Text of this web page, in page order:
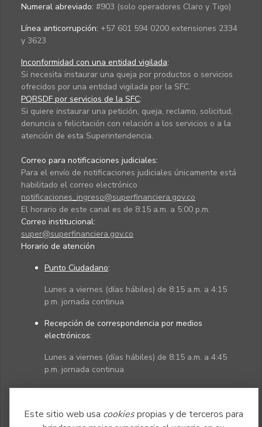
Este sitio web usa cookiespropias y de terceros para
Numeral abreviado: #903 (solo operadores Claro y Tigo)
Línea anticorrupción: +57 601 594 0200 extensiones 2334
y 3623
Inconformidad con una entidad vigilada:
Si necesita instaurar una queja por productos o servicios
ofrecidos por una entidad vigilada por la SFC.
PQRSDF por servicios de la SFC:
Si quiere instaurar una petición, queja, reclamo, solicitud,
denuncia o felicitación con relación a los servicios o a la
atención de esta Superintendencia.
Correo para notificaciones judiciales:
Para el envío de notificaciones judiciales únicamente está
habilitado el correo electrónico
notificaciones_ingreso@superfinanciera.gov.co
El horario de este canal es de 8:15 a.m. a 5:00 p.m.
Correo institucional:
super@superfinanciera.gov.co
Horario de atención
Punto Ciudadano:
Lunes a viernes (días hábiles) de 8:15 a.m. a 4:15
p.m. jornada continua
Recepción de correspondencia por medios
electrónicos:
Lunes a viernes (días hábiles) de 8:15 a.m. a 4:45
p.m. jornada continua